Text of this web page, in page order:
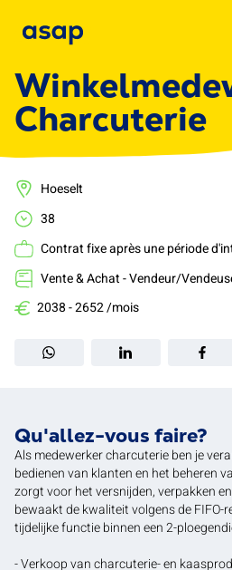
Charcuterie
Hoeselt
38
Contrat fixe après une période
Vente & Achat - Vendeur/
2038 - 2652 /mois
Qu'allez-vous faire?
Als medewerker charcuterie ben je
bedienen van klanten en het beheren
zorgt voor het versnijden, verpakken
bewaakt de kwaliteit volgens de FIFO-
tijdelijke functie binnen een 2-
- Verkoop van charcuterie- en